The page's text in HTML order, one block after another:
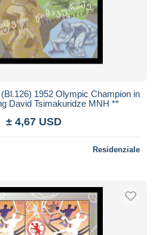
1952 Olympic Champion in
David Tsimakuridze MNH **
± 4,67 USD
Residenziale